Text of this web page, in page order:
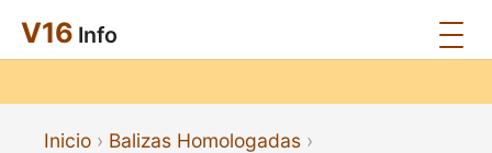
V16 Info
Inicio
Balizas Homologadas